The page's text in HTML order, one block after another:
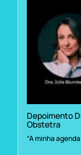
Depoimento
Obstetra
“A minha